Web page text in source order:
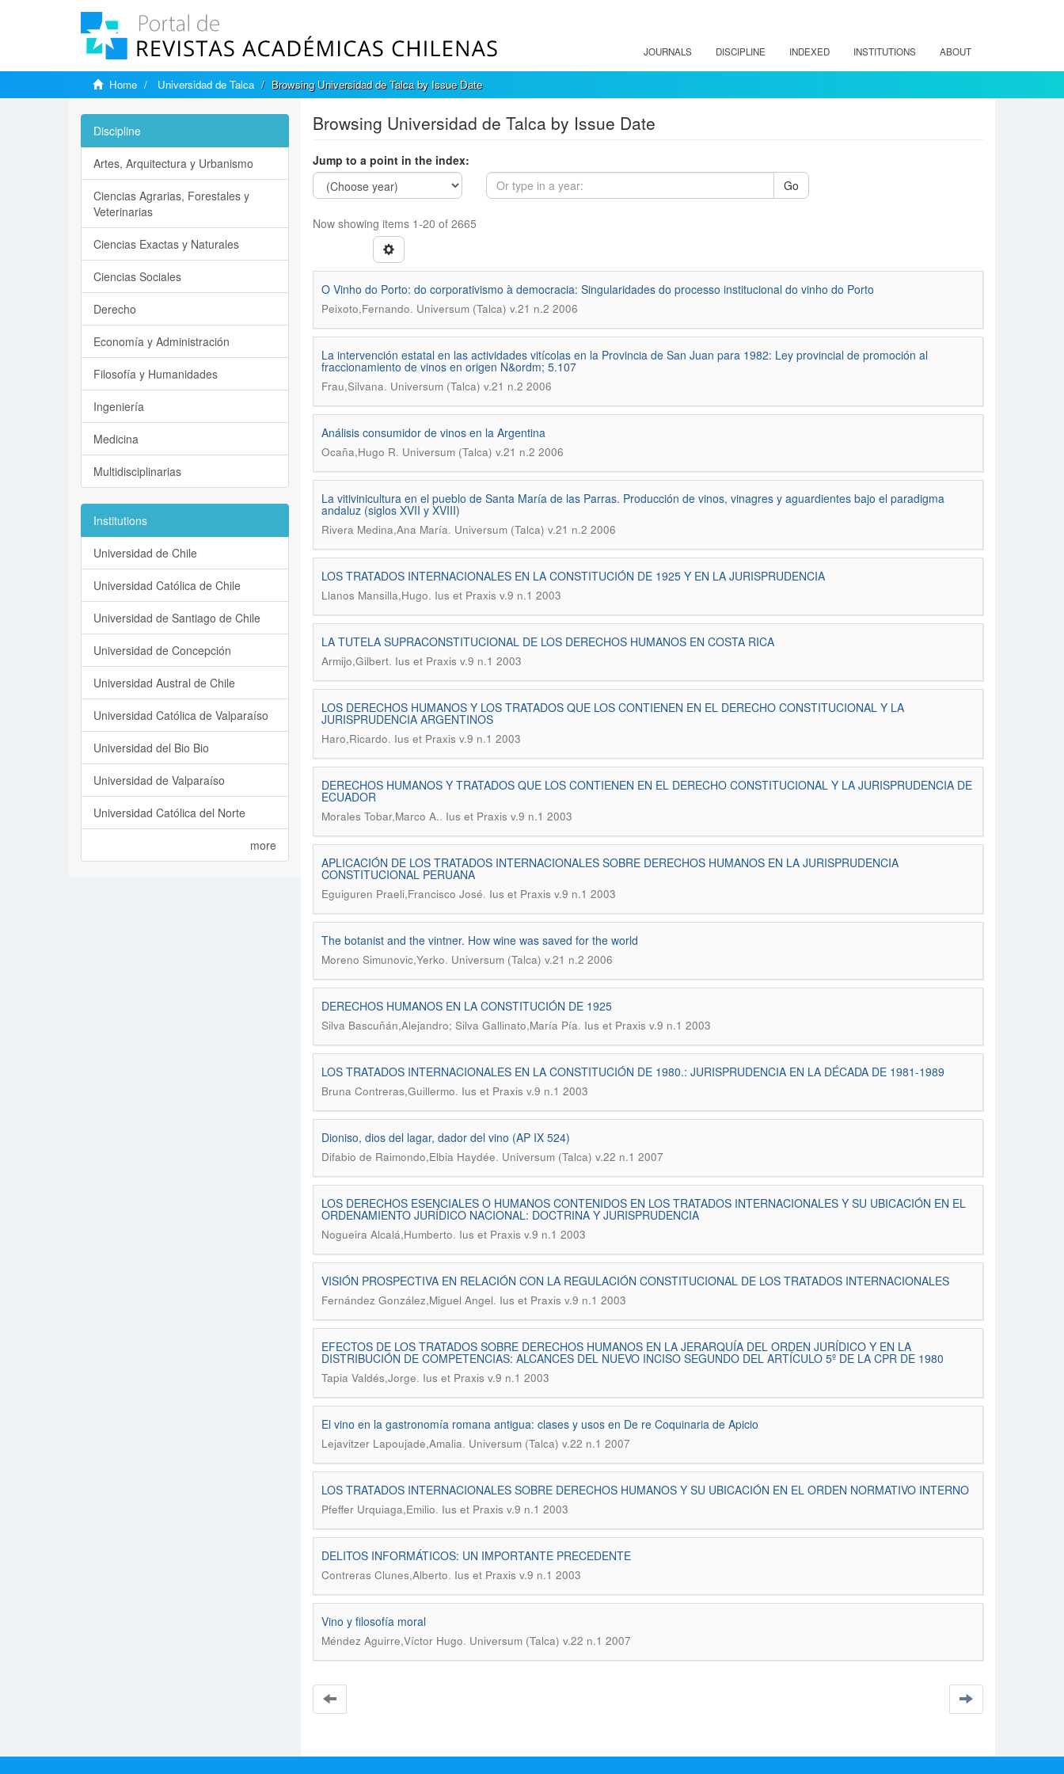
JOURNALS DISCIPLINE INDEXED INSTITUTIONS ABOUT
Home Universidad de Talca Browsing Universidad de Talca by Issue Date
Browsing Universidad de Talca by Issue Date
Jump to a point in the index:
Go
Now showing items 1-20 of 2665
O Vinho do Porto: do corporativismo à democracia: Singularidades do processo institucional do vinho do Porto
Peixoto,Fernando. Universum (Talca) v.21 n.2 2006
La intervención estatal en las actividades vitícolas en la Provincia de San Juan para 1982: Ley provincial de promoción al
fraccionamiento de vinos en origen N&ordm; 5.107
Frau,Silvana. Universum (Talca) v.21 n.2 2006
Análisis consumidor de vinos en la Argentina
Ocaña,Hugo R. Universum (Talca) v.21 n.2 2006
La vitivinicultura en el pueblo de Santa María de las Parras. Producción de vinos, vinagres y aguardientes bajo el paradigma
andaluz (siglos XVII y XVIII)
Rivera Medina,Ana María. Universum (Talca) v.21 n.2 2006
LOS TRATADOS INTERNACIONALES EN LA CONSTITUCIÓN DE 1925 Y EN LA JURISPRUDENCIA
Llanos Mansilla,Hugo. Ius et Praxis v.9 n.1 2003
LA TUTELA SUPRACONSTITUCIONAL DE LOS DERECHOS HUMANOS EN COSTA RICA
Armijo,Gilbert. Ius et Praxis v.9 n.1 2003
LOS DERECHOS HUMANOS Y LOS TRATADOS QUE LOS CONTIENEN EN EL DERECHO CONSTITUCIONAL Y LA
JURISPRUDENCIA ARGENTINOS
Haro,Ricardo. Ius et Praxis v.9 n.1 2003
DERECHOS HUMANOS Y TRATADOS QUE LOS CONTIENEN EN EL DERECHO CONSTITUCIONAL Y LA JURISPRUDENCIA DE
ECUADOR
Morales Tobar,Marco A.. Ius et Praxis v.9 n.1 2003
APLICACIÓN DE LOS TRATADOS INTERNACIONALES SOBRE DERECHOS HUMANOS EN LA JURISPRUDENCIA
CONSTITUCIONAL PERUANA
Eguiguren Praeli,Francisco José. Ius et Praxis v.9 n.1 2003
The botanist and the vintner. How wine was saved for the world
Moreno Simunovic,Yerko. Universum (Talca) v.21 n.2 2006
DERECHOS HUMANOS EN LA CONSTITUCIÓN DE 1925
Silva Bascuñán,Alejandro; Silva Gallinato,María Pía. Ius et Praxis v.9 n.1 2003
LOS TRATADOS INTERNACIONALES EN LA CONSTITUCIÓN DE 1980.: JURISPRUDENCIA EN LA DÉCADA DE 1981-1989
Bruna Contreras,Guillermo. Ius et Praxis v.9 n.1 2003
Dioniso, dios del lagar, dador del vino (AP IX 524)
Difabio de Raimondo,Elbia Haydée. Universum (Talca) v.22 n.1 2007
LOS DERECHOS ESENCIALES O HUMANOS CONTENIDOS EN LOS TRATADOS INTERNACIONALES Y SU UBICACIÓN EN EL
ORDENAMIENTO JURÍDICO NACIONAL: DOCTRINA Y JURISPRUDENCIA
Nogueira Alcalá,Humberto. Ius et Praxis v.9 n.1 2003
VISIÓN PROSPECTIVA EN RELACIÓN CON LA REGULACIÓN CONSTITUCIONAL DE LOS TRATADOS INTERNACIONALES
Fernández González,Miguel Angel. Ius et Praxis v.9 n.1 2003
EFECTOS DE LOS TRATADOS SOBRE DERECHOS HUMANOS EN LA JERARQUÍA DEL ORDEN JURÍDICO Y EN LA
DISTRIBUCIÓN DE COMPETENCIAS: ALCANCES DEL NUEVO INCISO SEGUNDO DEL ARTÍCULO 5º DE LA CPR DE 1980
Tapia Valdés,Jorge. Ius et Praxis v.9 n.1 2003
El vino en la gastronomía romana antigua: clases y usos en De re Coquinaria de Apicio
Lejavitzer Lapoujade,Amalia. Universum (Talca) v.22 n.1 2007
LOS TRATADOS INTERNACIONALES SOBRE DERECHOS HUMANOS Y SU UBICACIÓN EN EL ORDEN NORMATIVO INTERNO
Pfeffer Urquiaga,Emilio. Ius et Praxis v.9 n.1 2003
DELITOS INFORMÁTICOS: UN IMPORTANTE PRECEDENTE
Contreras Clunes,Alberto. Ius et Praxis v.9 n.1 2003
Vino y filosofía moral
Méndez Aguirre,Víctor Hugo. Universum (Talca) v.22 n.1 2007
Discipline
Artes, Arquitectura y Urbanismo
Ciencias Agrarias, Forestales y
Veterinarias
Ciencias Exactas y Naturales
Ciencias Sociales
Derecho
Economía y Administración
Filosofía y Humanidades
Ingeniería
Medicina
Multidisciplinarias
Institutions
Universidad de Chile
Universidad Católica de Chile
Universidad de Santiago de Chile
Universidad de Concepción
Universidad Austral de Chile
Universidad Católica de Valparaíso
Universidad del Bio Bio
Universidad de Valparaíso
Universidad Católica del Norte
more